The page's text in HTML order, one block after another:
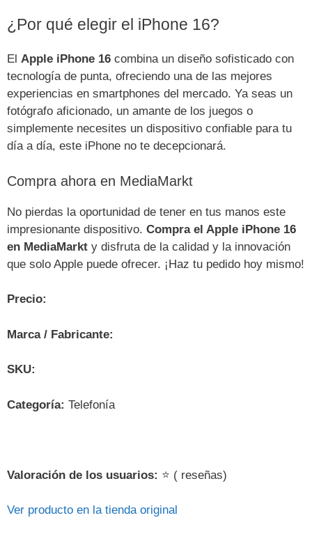
¿Por qué elegir el iPhone 16?
El Apple iPhone 16 combina un diseño sofisticado con
tecnología de punta, ofreciendo una de las mejores
experiencias en smartphones del mercado. Ya seas un
fotógrafo aficionado, un amante de los juegos o
simplemente necesites un dispositivo confiable para tu
día a día, este iPhone no te decepcionará.
Compra ahora en MediaMarkt
No pierdas la oportunidad de tener en tus manos este
impresionante dispositivo. Compra el Apple iPhone 16
en MediaMarkt y disfruta de la calidad y la innovación
que solo Apple puede ofrecer. ¡Haz tu pedido hoy mismo!
Precio:
Marca / Fabricante:
SKU:
Categoría: Telefonía
Valoración de los usuarios: ⭐ ( reseñas)
Ver producto en la tienda original